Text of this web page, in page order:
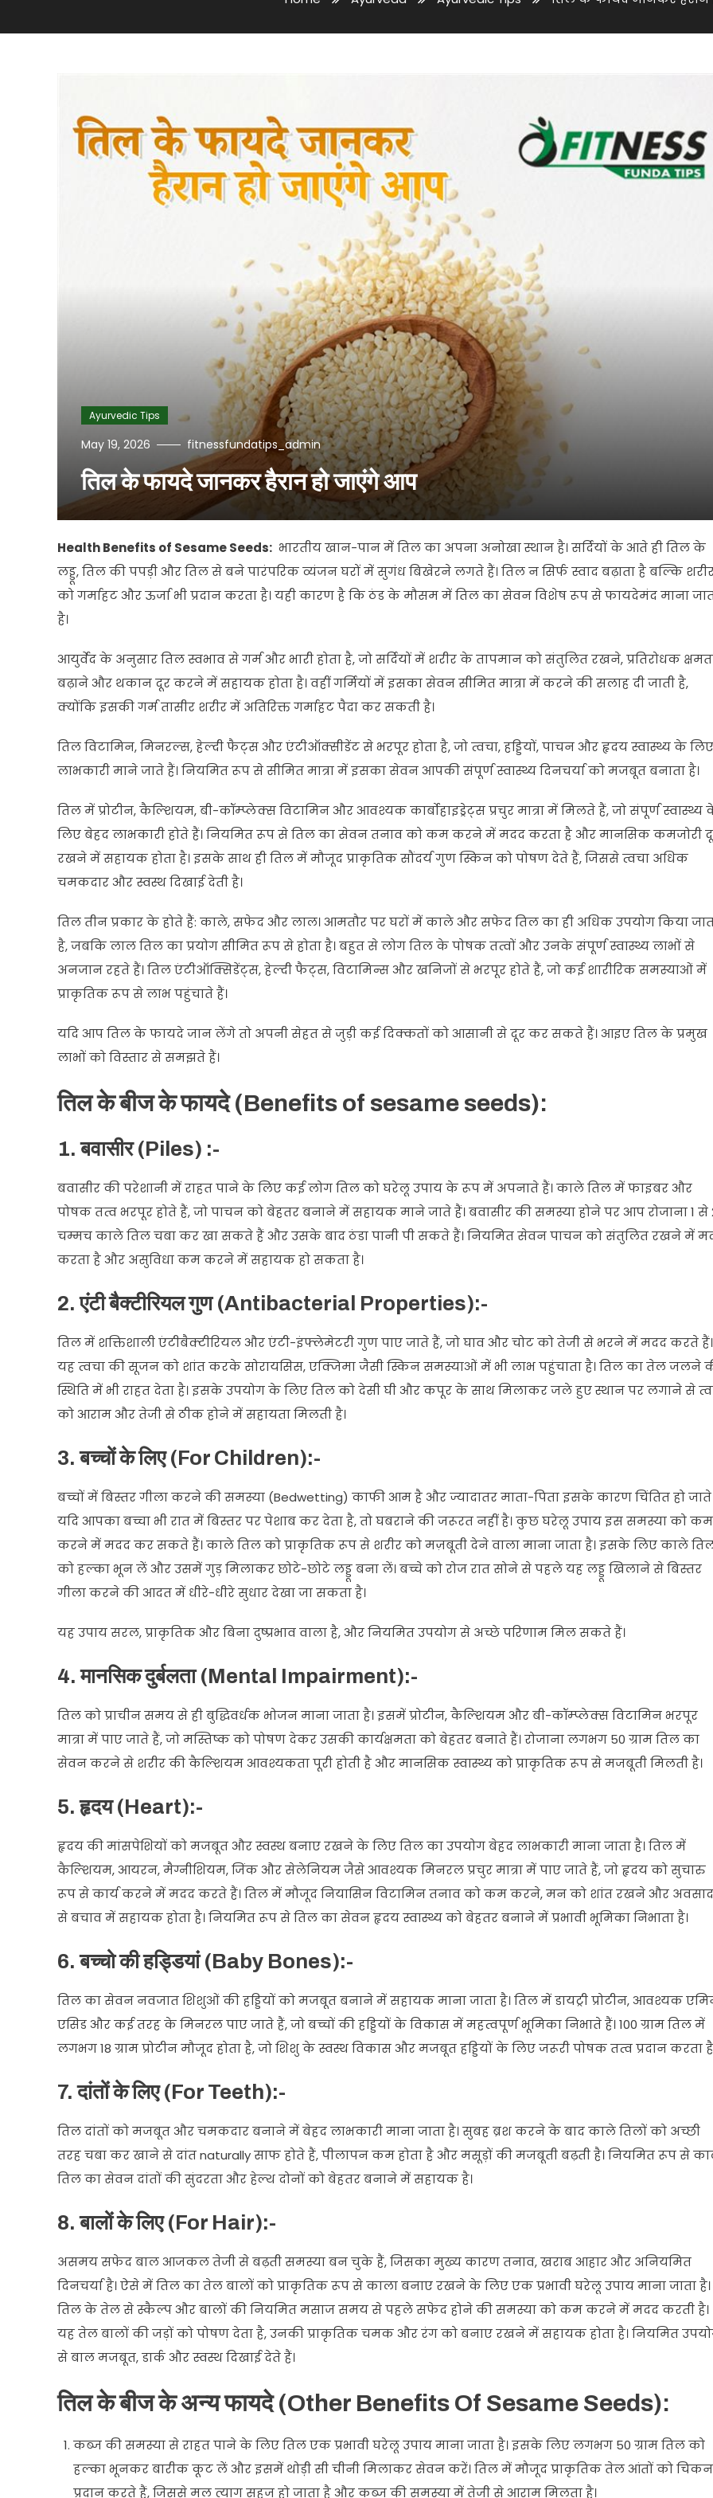
Ayurvedic Tips
May 19, 2026 fitnessfundatips_admin
तिल के फायदे जानकर हैरान हो जाएंगे आप
Health Benefits of Sesame Seeds: भारतीय खान-पान में तिल का अपना अनोखा स्थान है। सर्दियों के आते ही तिल के
लड्डू, तिल की पपड़ी और तिल से बने पारंपरिक व्यंजन घरों में सुगंध बिखेरने लगते हैं। तिल न सिर्फ स्वाद बढ़ाता है बल्कि
को गर्माहट और ऊर्जा भी प्रदान करता है। यही कारण है कि ठंड के मौसम में तिल का सेवन विशेष रूप से फायदेमंद माना
है।
आयुर्वेद के अनुसार तिल स्वभाव से गर्म और भारी होता है, जो सर्दियों में शरीर के तापमान को संतुलित रखने, प्रतिरोधक
बढ़ाने और थकान दूर करने में सहायक होता है। वहीं गर्मियों में इसका सेवन सीमित मात्रा में करने की सलाह दी जाती है,
क्योंकि इसकी गर्म तासीर शरीर में अतिरिक्त गर्माहट पैदा कर सकती है।
तिल विटामिन, मिनरल्स, हेल्दी फैट्स और एंटीऑक्सीडेंट से भरपूर होता है, जो त्वचा, हड्डियों, पाचन और हृदय स्वास्थ्य के लिए
लाभकारी माने जाते हैं। नियमित रूप से सीमित मात्रा में इसका सेवन आपकी संपूर्ण स्वास्थ्य दिनचर्या को मजबूत बनाता है।
तिल में प्रोटीन, कैल्शियम, बी-कॉम्प्लेक्स विटामिन और आवश्यक कार्बोहाइड्रेट्स प्रचुर मात्रा में मिलते हैं, जो संपूर्ण स्वास्थ्य
लिए बेहद लाभकारी होते हैं। नियमित रूप से तिल का सेवन तनाव को कम करने में मदद करता है और मानसिक कमजोरी
रखने में सहायक होता है। इसके साथ ही तिल में मौजूद प्राकृतिक सौंदर्य गुण स्किन को पोषण देते हैं, जिससे त्वचा अधिक
चमकदार और स्वस्थ दिखाई देती है।
तिल तीन प्रकार के होते हैं: काले, सफेद और लाल। आमतौर पर घरों में काले और सफेद तिल का ही अधिक उपयोग किया
है, जबकि लाल तिल का प्रयोग सीमित रूप से होता है। बहुत से लोग तिल के पोषक तत्वों और उनके संपूर्ण स्वास्थ्य लाभों से
अनजान रहते हैं। तिल एंटीऑक्सिडेंट्स, हेल्दी फैट्स, विटामिन्स और खनिजों से भरपूर होते हैं, जो कई शारीरिक समस्याओं में
प्राकृतिक रूप से लाभ पहुंचाते हैं।
यदि आप तिल के फायदे जान लेंगे तो अपनी सेहत से जुड़ी कई दिक्कतों को आसानी से दूर कर सकते हैं। आइए तिल के प्रमुख
लाभों को विस्तार से समझते हैं।
तिल के बीज के फायदे (Benefits of sesame seeds):
1. बवासीर (Piles) :-
बवासीर की परेशानी में राहत पाने के लिए कई लोग तिल को घरेलू उपाय के रूप में अपनाते हैं। काले तिल में फाइबर और
पोषक तत्व भरपूर होते हैं, जो पाचन को बेहतर बनाने में सहायक माने जाते हैं। बवासीर की समस्या होने पर आप रोजाना 1 से
चम्मच काले तिल चबा कर खा सकते हैं और उसके बाद ठंडा पानी पी सकते हैं। नियमित सेवन पाचन को संतुलित रखने में
करता है और असुविधा कम करने में सहायक हो सकता है।
2. एंटी बैक्टीरियल गुण (Antibacterial Properties):-
तिल में शक्तिशाली एंटीबैक्टीरियल और एंटी-इंफ्लेमेटरी गुण पाए जाते हैं, जो घाव और चोट को तेजी से भरने में मदद करते हैं।
यह त्वचा की सूजन को शांत करके सोरायसिस, एक्जिमा जैसी स्किन समस्याओं में भी लाभ पहुंचाता है। तिल का तेल जलने
स्थिति में भी राहत देता है। इसके उपयोग के लिए तिल को देसी घी और कपूर के साथ मिलाकर जले हुए स्थान पर लगाने से
को आराम और तेजी से ठीक होने में सहायता मिलती है।
3. बच्चों के लिए (For Children):-
बच्चों में बिस्तर गीला करने की समस्या (Bedwetting) काफी आम है और ज्यादातर माता-पिता इसके कारण चिंतित हो जाते
यदि आपका बच्चा भी रात में बिस्तर पर पेशाब कर देता है, तो घबराने की जरूरत नहीं है। कुछ घरेलू उपाय इस समस्या को कम
करने में मदद कर सकते हैं। काले तिल को प्राकृतिक रूप से शरीर को मज़बूती देने वाला माना जाता है। इसके लिए काले
को हल्का भून लें और उसमें गुड़ मिलाकर छोटे-छोटे लड्डू बना लें। बच्चे को रोज रात सोने से पहले यह लड्डू खिलाने से बिस्तर
गीला करने की आदत में धीरे-धीरे सुधार देखा जा सकता है।
यह उपाय सरल, प्राकृतिक और बिना दुष्प्रभाव वाला है, और नियमित उपयोग से अच्छे परिणाम मिल सकते हैं।
4. मानसिक दुर्बलता (Mental Impairment):-
तिल को प्राचीन समय से ही बुद्धिवर्धक भोजन माना जाता है। इसमें प्रोटीन, कैल्शियम और बी-कॉम्प्लेक्स विटामिन भरपूर
मात्रा में पाए जाते हैं, जो मस्तिष्क को पोषण देकर उसकी कार्यक्षमता को बेहतर बनाते हैं। रोजाना लगभग 50 ग्राम तिल का
सेवन करने से शरीर की कैल्शियम आवश्यकता पूरी होती है और मानसिक स्वास्थ्य को प्राकृतिक रूप से मजबूती मिलती है।
5. हृदय (Heart):-
हृदय की मांसपेशियों को मजबूत और स्वस्थ बनाए रखने के लिए तिल का उपयोग बेहद लाभकारी माना जाता है। तिल में
कैल्शियम, आयरन, मैग्नीशियम, जिंक और सेलेनियम जैसे आवश्यक मिनरल प्रचुर मात्रा में पाए जाते हैं, जो हृदय को सुचारु
रूप से कार्य करने में मदद करते हैं। तिल में मौजूद नियासिन विटामिन तनाव को कम करने, मन को शांत रखने और अवसाद
से बचाव में सहायक होता है। नियमित रूप से तिल का सेवन हृदय स्वास्थ्य को बेहतर बनाने में प्रभावी भूमिका निभाता है।
6. बच्चो की हड्डियां (Baby Bones):-
तिल का सेवन नवजात शिशुओं की हड्डियों को मजबूत बनाने में सहायक माना जाता है। तिल में डायट्री प्रोटीन, आवश्यक
एसिड और कई तरह के मिनरल पाए जाते हैं, जो बच्चों की हड्डियों के विकास में महत्वपूर्ण भूमिका निभाते हैं। 100 ग्राम तिल में
लगभग 18 ग्राम प्रोटीन मौजूद होता है, जो शिशु के स्वस्थ विकास और मजबूत हड्डियों के लिए जरूरी पोषक तत्व प्रदान करता
7. दांतों के लिए (For Teeth):-
तिल दांतों को मजबूत और चमकदार बनाने में बेहद लाभकारी माना जाता है। सुबह ब्रश करने के बाद काले तिलों को अच्छी
तरह चबा कर खाने से दांत naturally साफ होते हैं, पीलापन कम होता है और मसूड़ों की मजबूती बढ़ती है। नियमित रूप से
तिल का सेवन दांतों की सुंदरता और हेल्थ दोनों को बेहतर बनाने में सहायक है।
8. बालों के लिए (For Hair):-
असमय सफेद बाल आजकल तेजी से बढ़ती समस्या बन चुके हैं, जिसका मुख्य कारण तनाव, खराब आहार और अनियमित
दिनचर्या है। ऐसे में तिल का तेल बालों को प्राकृतिक रूप से काला बनाए रखने के लिए एक प्रभावी घरेलू उपाय माना जाता है।
तिल के तेल से स्कैल्प और बालों की नियमित मसाज समय से पहले सफेद होने की समस्या को कम करने में मदद करती है।
यह तेल बालों की जड़ों को पोषण देता है, उनकी प्राकृतिक चमक और रंग को बनाए रखने में सहायक होता है। नियमित
से बाल मजबूत, डार्क और स्वस्थ दिखाई देते हैं।
तिल के बीज के अन्य फायदे (Other Benefits Of Sesame Seeds):
कब्ज की समस्या से राहत पाने के लिए तिल एक प्रभावी घरेलू उपाय माना जाता है। इसके लिए लगभग 50 ग्राम तिल को
हल्का भूनकर बारीक कूट लें और इसमें थोड़ी सी चीनी मिलाकर सेवन करें। तिल में मौजूद प्राकृतिक तेल आंतों को
प्रदान करते हैं, जिससे मल त्याग सहज हो जाता है और कब्ज की समस्या में तेजी से आराम मिलता है।